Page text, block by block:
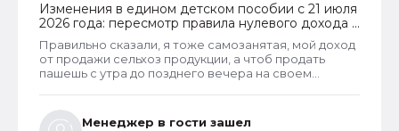
Изменения в едином детском пособии с 21 июля
2026 года: пересмотр правила нулевого дохода и
новый порядок оформления пособий по месту
пребывания
Правильно сказали, я тоже самозанятая, мой доход
от продажи сельхоз продукции, а чтоб продать
пашешь с утра до позднего вечера на своем
Менеджер в гости зашел